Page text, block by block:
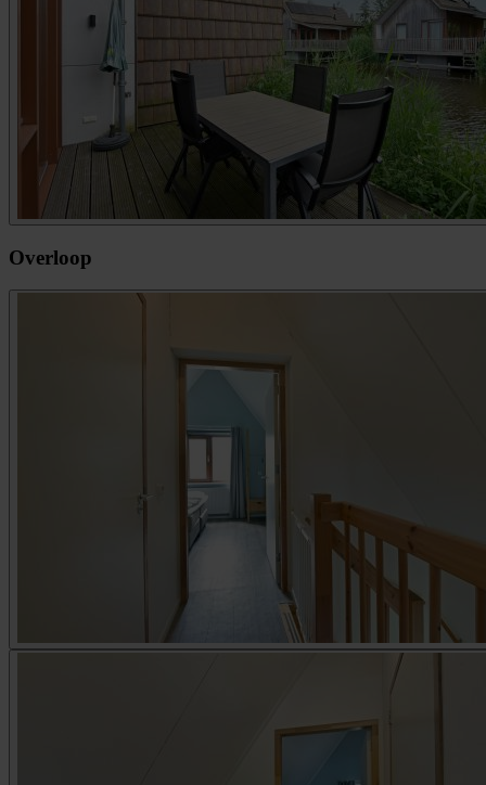
Overloop